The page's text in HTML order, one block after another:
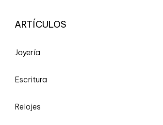
ARTÍCULOS
Joyería
Escritura
Relojes